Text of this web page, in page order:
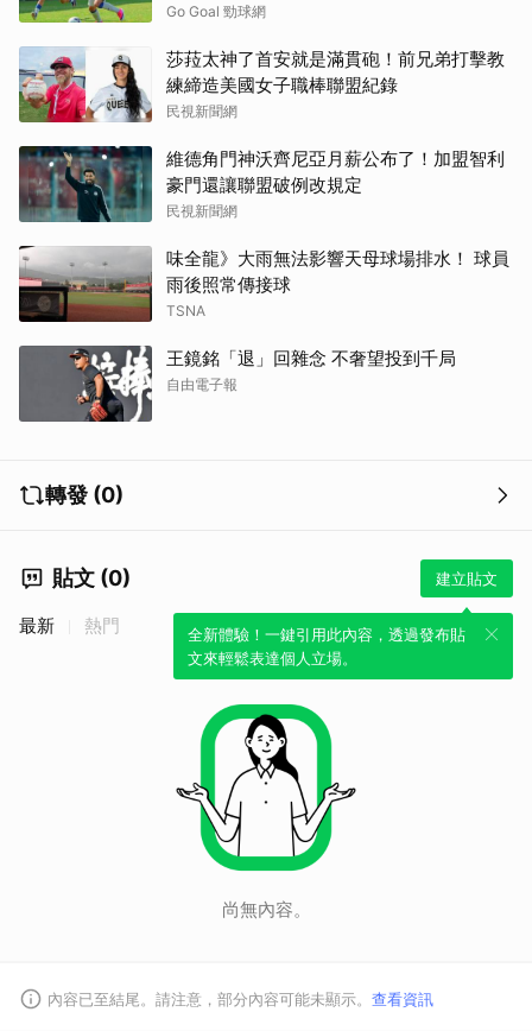
Go Goal 勁球網
莎菈太神了首安就是滿貫砲！前兄弟打擊教
練締造美國女子職棒聯盟紀錄
民視新聞網
維德角門神沃齊尼亞月薪公布了！加盟智利
豪門還讓聯盟破例改規定
民視新聞網
味全龍》大雨無法影響天母球場排水！ 球員
雨後照常傳接球
TSNA
王鏡銘「退」回雜念 不奢望投到千局
自由電子報
轉發 (0)
貼文 (0) 建立貼文
全新體驗！一鍵引用此內容，透過發布貼
文來輕鬆表達個人立場。
最新 熱門
尚無內容。
內容已至結尾。請注意，部分內容可能未顯示。 查看資訊